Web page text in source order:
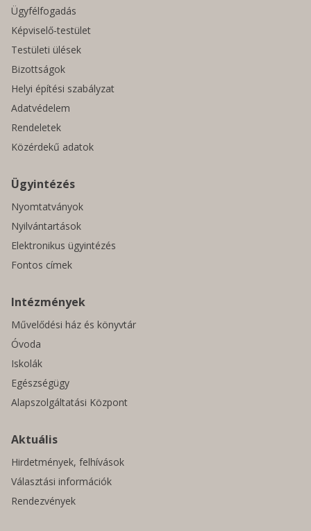
Ügyfélfogadás
Képviselő-testület
Testületi ülések
Bizottságok
Helyi építési szabályzat
Adatvédelem
Rendeletek
Közérdekű adatok
Ügyintézés
Nyomtatványok
Nyilvántartások
Elektronikus ügyintézés
Fontos címek
Intézmények
Művelődési ház és könyvtár
Óvoda
Iskolák
Egészségügy
Alapszolgáltatási Központ
Aktuális
Hirdetmények, felhívások
Választási információk
Rendezvények